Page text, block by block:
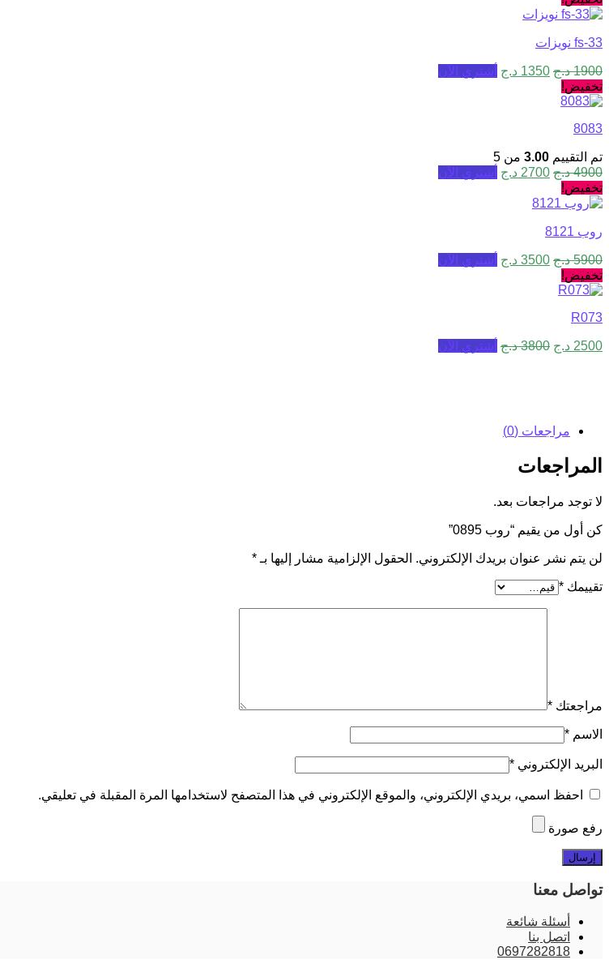
fs-33 نويزات
1900 د.ج 1350 د.ج أشتري الآن
تخفيض!
8083
تم التقييم 3.00 من 5
4900 د.ج 2700 د.ج أشتري الآن
تخفيض!
روب 8121
5900 د.ج 3500 د.ج أشتري الآن
تخفيض!
R073
2500 د.ج 3800 د.ج أشتري الآن
مراجعات (0)
المراجعات
لا توجد مراجعات بعد.
كن أول من يقيم “روب 0895”
لن يتم نشر عنوان بريدك الإلكتروني. الحقول الإلزامية مشار إليها بـ *
تقييمك *
مراجعتك *
الاسم *
البريد الإلكتروني *
احفظ اسمي، بريدي الإلكتروني، والموقع الإلكتروني في هذا المتصفح لاستخدامها المرة المقبلة في تعليقي.
رفع صورة
تواصل معنا
أسئلة شائعة
اتصل بنا
0697282818